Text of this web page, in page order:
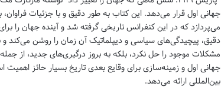
جهانی اول قرار می‌دهد. این کتاب به طور دقیق و با جزئیات
می‌پردازد که در این کنفرانس تاریخی گرفته شد و آینده جهان را
دقیق، پیچیدگی‌های سیاسی و دیپلماتیک آن زمان را روشن می‌کند
مشکلات موجود را حل نکرد، بلکه به بروز درگیری‌های جدید، از
جهانی اول و زمینه‌سازی برای وقایع بعدی تاریخ بسیار حائز
بین‌المللی ارائه می‌دهد.